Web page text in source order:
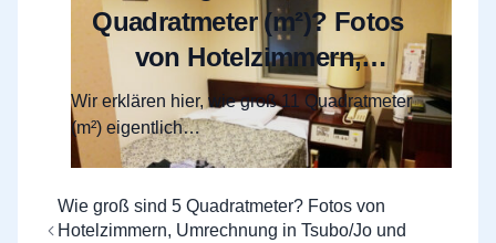
Quadratmeter (m²)? Fotos
von Hotelzimmern,
Umrechnung in Tsubo/Jo
und Raumaufteilung
Wir erklären hier, wie groß 11 Quadratmeter
(m²) eigentlich…
Wie groß sind 5 Quadratmeter? Fotos von
Hotelzimmern, Umrechnung in Tsubo/Jo und